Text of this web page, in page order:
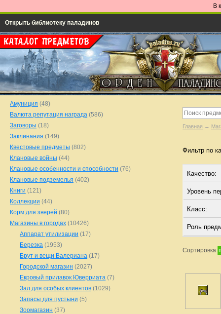
В
Открыть библиотеку паладинов
Главная →
Фильтр по
Качество:
Уровень
Класс:
Роль
Сортировка
Амуниция (48)
Валюта репутация награда (586)
Заговоры (18)
Заклинания (149)
Квестовые предметы (802)
Клановые войны (44)
Клановые особенности и способности (76)
Клановые подземелья (402)
Книги (121)
Коллекции (44)
Корм для зверей (80)
Магазины в городах (10426)
Аппарат утилизации (17)
Березка (1953)
Брут и вещи Валериана (17)
Городской магазин (2027)
Екровый прилавок Юверриата (7)
Зал для особых клиентов (1029)
Запасы для пустыни (5)
Зоомагазин (37)